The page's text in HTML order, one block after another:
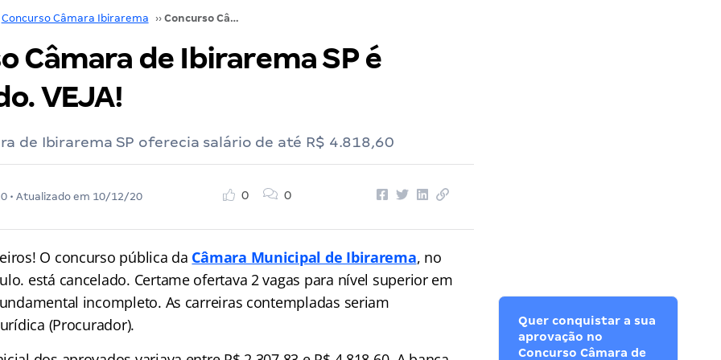
Concurso Câmara Ibirarema ›› Concurso Câmara de Ibirarema SP é cancelado. VEJA!
Câmara de Ibirarema SP é
VEJA!
de Ibirarema SP oferecia salário de até R$ 4.818,60
• Atualizado em 10/12/20 0 0
O concurso pública da Câmara Municipal de Ibirarema, no
está cancelado. Certame ofertava 2 vagas para nível superior em
incompleto. As carreiras contempladas seriam
(Procurador).
Quer conquistar a sua
aprovação no
Concurso Câmara de